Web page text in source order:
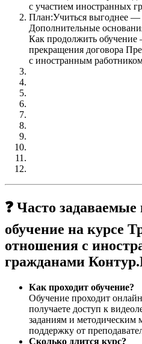
с участием иностранных
План:Учиться выгоднее —
Дополнительные
Как продолжить
прекращения договора
с иностранным
❓ Часто
обучение на курсе
отношения с
гражданами
Как проходит обучение?
Обучение проходит
получаете доступ к
заданиям и методическим
поддержку от
Сколько длится курс?